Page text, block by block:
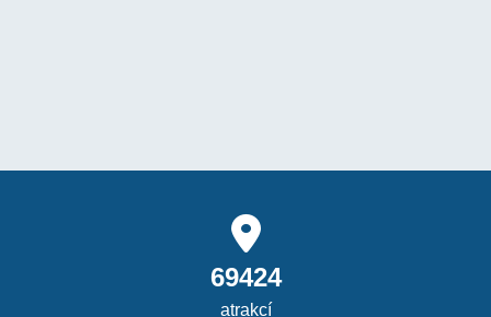
69424
atrakcí